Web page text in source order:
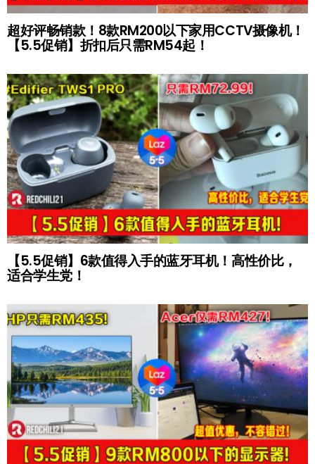
超好评畅销款！8款RM200以下家用CCTV摄像机！
【5.5促销】折扣后只需RM54起！
【5.5促销】6款值得入手的蓝牙耳机！高性价比，
适合学生党！